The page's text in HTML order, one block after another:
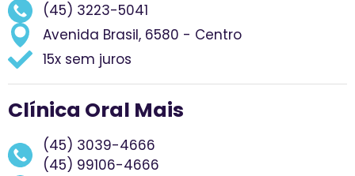
(45) 3223-5041
Avenida Brasil, 6580 - Centro
15x sem juros
Clínica Oral Mais
(45) 3039-4666
(45) 99106-4666